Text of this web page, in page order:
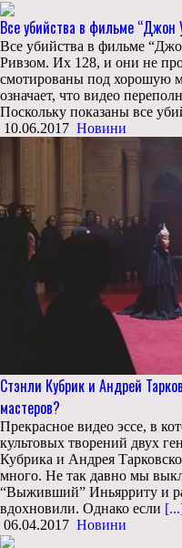
Все убийства в фильме “Джон
Все убийства в фильме
Ривзом. Их 128, и они не
смотированы под хорошую
означает, что видео
Поскольку показаны все
10.06.2017 Новини
Стэнли Кубрик и Андрей
мастеров?
Прекрасное видео эссе, в
культовых творений двух
Кубрика и Андрея
много. Не так давно мы
“Выживший” Иньярриту и
вдохновили. Однако если
06.04.2017 Новини